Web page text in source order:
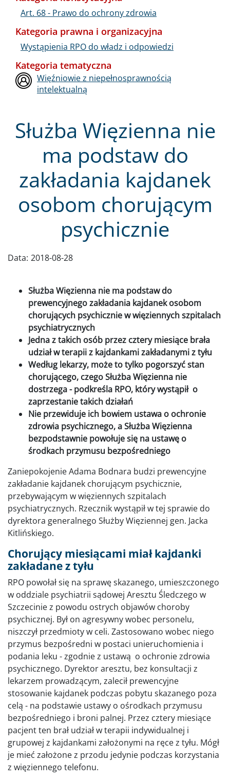
Służba Więzienna nie
ma podstaw do
zakładania kajdanek
osobom chorującym
psychicznie
Data: 2018-08-28
Służba Więzienna nie ma podstaw do
prewencyjnego zakładania kajdanek osobom
chorujących psychicznie w więziennych szpitalach
psychiatrycznych
Jedna z takich osób przez cztery miesiące brała
udział w terapii z kajdankami zakładanymi z tyłu
Według lekarzy, może to tylko pogorszyć stan
chorującego, czego Służba Więzienna nie
dostrzega - podkreśla RPO, który wystąpił o
zaprzestanie takich działań
Nie przewiduje ich bowiem ustawa o ochronie
zdrowia psychicznego, a Służba Więzienna
bezpodstawnie powołuje się na ustawę o
środkach przymusu bezpośredniego
Zaniepokojenie Adama Bodnara budzi prewencyjne
zakładanie kajdanek chorującym psychicznie,
przebywającym w więziennych szpitalach
psychiatrycznych. Rzecznik wystąpił w tej sprawie do
dyrektora generalnego Służby Więziennej gen. Jacka
Kitlińskiego.
Chorujący miesiącami miał kajdanki
zakładane z tyłu
RPO powołał się na sprawę skazanego, umieszczonego
w oddziale psychiatrii sądowej Aresztu Śledczego w
Szczecinie z powodu ostrych objawów choroby
psychicznej. Był on agresywny wobec personelu,
niszczył przedmioty w celi. Zastosowano wobec niego
przymus bezpośredni w postaci unieruchomienia i
podania leku - zgodnie z ustawą o ochronie zdrowia
psychicznego. Dyrektor aresztu, bez konsultacji z
lekarzem prowadzącym, zalecił prewencyjne
stosowanie kajdanek podczas pobytu skazanego poza
celą - na podstawie ustawy o ośrodkach przymusu
bezpośredniego i broni palnej. Przez cztery miesiące
pacjent ten brał udział w terapii indywidualnej i
grupowej z kajdankami założonymi na ręce z tyłu. Mógł
je mieć założone z przodu jedynie podczas korzystania
z więziennego telefonu.
Art. 68 - Prawo do ochrony zdrowia
Kategoria prawna i organizacyjna
Wystąpienia RPO do władz i odpowiedzi
Kategoria tematyczna
Więźniowie z niepełnosprawnością
intelektualną